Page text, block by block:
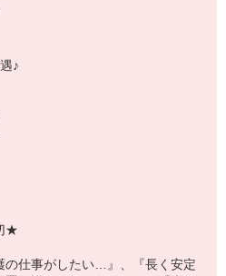
♪
★
の仕事がしたい…』、『長く安定